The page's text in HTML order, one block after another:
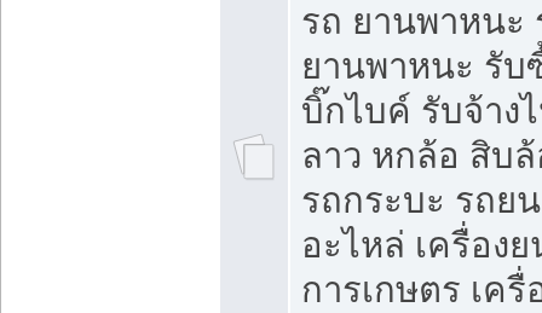
รถ ยานพาหนะ
ยานพาหนะ รับ
บิ๊กไบค์ รับจ้าง
ลาว หกล้อ สิบ
รถกระบะ รถย
อะไหล่ เครื่อง
การเกษตร เครื่